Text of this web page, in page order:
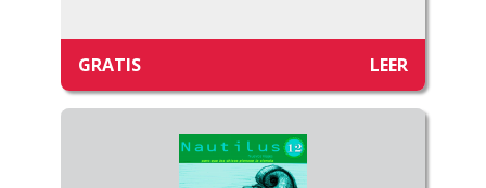
GRATIS LEER